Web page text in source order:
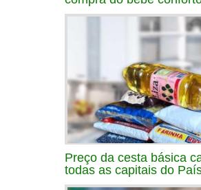
Preço da cesta básica
todas as capitais do